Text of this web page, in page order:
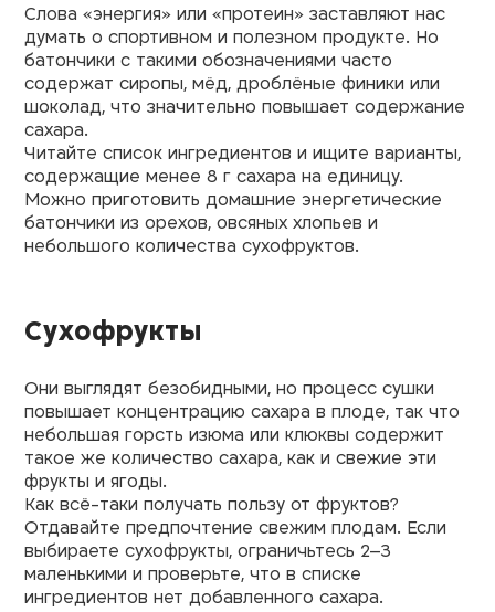
Слова «энергия» или «протеин» заставляют нас
думать о спортивном и полезном продукте. Но
батончики с такими обозначениями часто
содержат сиропы, мёд, дроблёные финики или
шоколад, что значительно повышает содержание
сахара.
Читайте список ингредиентов и ищите варианты,
содержащие менее 8 г сахара на единицу.
Можно приготовить домашние энергетические
батончики из орехов, овсяных хлопьев и
небольшого количества сухофруктов.
Сухофрукты
Они выглядят безобидными, но процесс сушки
повышает концентрацию сахара в плоде, так что
небольшая горсть изюма или клюквы содержит
такое же количество сахара, как и свежие эти
фрукты и ягоды.
Как всё-таки получать пользу от фруктов?
Отдавайте предпочтение свежим плодам. Если
выбираете сухофрукты, ограничьтесь 2–3
маленькими и проверьте, что в списке
ингредиентов нет добавленного сахара.